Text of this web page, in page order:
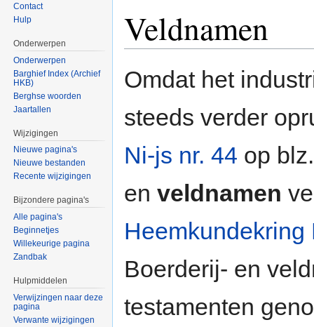
Veldnamen
Omdat het
steeds verder
Ni-js nr. 44 op
en veldnamen
Heemkundekring
Boerderij- en
testamenten
Contact
Hulp
Onderwerpen
Onderwerpen
Barghief Index (Archief
HKB)
Berghse woorden
Jaartallen
Wijzigingen
Nieuwe pagina's
Nieuwe bestanden
Recente wijzigingen
Bijzondere pagina's
Alle pagina's
Beginnetjes
Willekeurige pagina
Zandbak
Hulpmiddelen
Verwijzingen naar deze
pagina
Verwante wijzigingen